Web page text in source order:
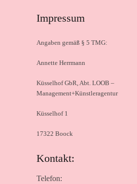
Impressum
Angaben gemäß § 5 TMG:
Annette Herrmann
Küsselhof GbR, Abt. LOOB –
Management+Künstleragentur
Küsselhof 1
17322 Boock
Kontakt:
Telefon: